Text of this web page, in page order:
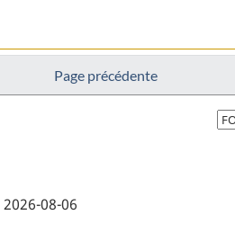
Page précédente
la
2026-08-06